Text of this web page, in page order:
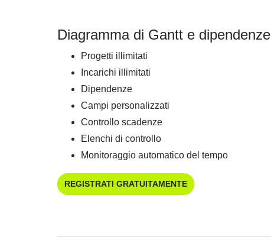
Diagramma di Gantt e dipendenze
Progetti illimitati
Incarichi illimitati
Dipendenze
Campi personalizzati
Controllo scadenze
Elenchi di controllo
Monitoraggio automatico del tempo
REGISTRATI GRATUITAMENTE